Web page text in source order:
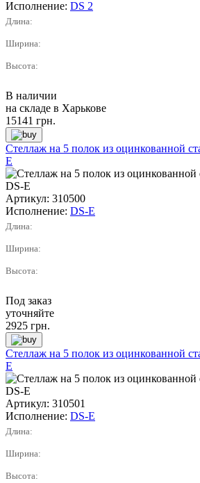
Исполнение: DS 2
Длина:
Ширина:
Высота:
В наличии
на складе в Харькове
15141 грн.
Стеллаж на 5 полок из оцинкованной
E
Артикул: 310500
Исполнение: DS-E
Длина:
Ширина:
Высота:
Под заказ
уточняйте
2925 грн.
Стеллаж на 5 полок из оцинкованной
E
Артикул: 310501
Исполнение: DS-E
Длина:
Ширина:
Высота: